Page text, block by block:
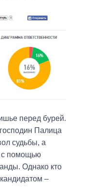
перед бурей.
Палица
судьбы, а
с помощью
Однако кто
–